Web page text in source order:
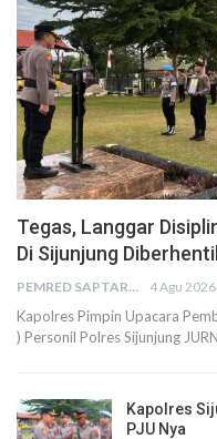
Tegas, Langgar
Di Sijunjung
PEMRED SAPTARIUS 4 Agu 2026
Kapolres Pimpin Upacara
) Personil Polres Sijunjung
Kapolres
PJU Nya